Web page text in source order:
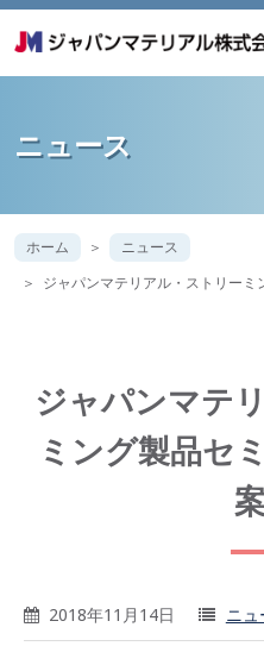
ニュース
ホーム
ニュース
ジャパンマテリアル・ストリー
ジャパンマテ
ミング製品セ
2018年11月14日 ニュ